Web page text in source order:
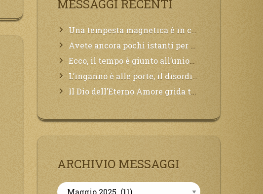
MESSAGGI RECENTI
Una tempesta magnetica è in corso, questa generazione patirà. Il black out non tarderà ad arrivare e tutta la Terra sarà oscurata.
Avete ancora pochi istanti per convertirvi, non perdete tempo, la sciagura arriverà all’improvviso e per chi non si sarà preparato saranno dolori.
Ecco, il tempo è giunto all’unione del Padre con il figlio, non avete che da attendere pochissimo.
L’inganno è alle porte, il disordine degli ordinati urlerà perdono, ma sarà troppo tardi, il tradimento è stato grande!
Il Dio dell’Eterno Amore grida tutto il Suo bene per i Suoi,richiama a Sé i lontani, affinché si pentano e tornino a Lui:
ARCHIVIO MESSAGGI
Archivio